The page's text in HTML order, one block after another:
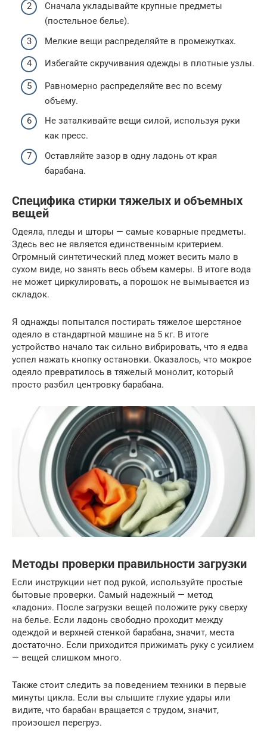
Сначала укладывайте крупные предметы
(постельное белье).
Мелкие вещи распределяйте в промежутках.
Избегайте скручивания одежды в плотные узлы.
Равномерно распределяйте вес по всему
объему.
Не заталкивайте вещи силой, используя руки
как пресс.
Оставляйте зазор в одну ладонь от края
барабана.
Специфика стирки тяжелых и объемных
вещей
Одеяла, пледы и шторы — самые коварные предметы.
Здесь вес не является единственным критерием.
Огромный синтетический плед может весить мало в
сухом виде, но занять весь объем камеры. В итоге вода
не может циркулировать, а порошок не вымывается из
складок.
Я однажды попытался постирать тяжелое шерстяное
одеяло в стандартной машине на 5 кг. В итоге
устройство начало так сильно вибрировать, что я едва
успел нажать кнопку остановки. Оказалось, что мокрое
одеяло превратилось в тяжелый монолит, который
просто разбил центровку барабана.
Методы проверки правильности загрузки
Если инструкции нет под рукой, используйте простые
бытовые проверки. Самый надежный — метод
«ладони». После загрузки вещей положите руку сверху
на белье. Если ладонь свободно проходит между
одеждой и верхней стенкой барабана, значит, места
достаточно. Если приходится прижимать руку с усилием
— вещей слишком много.
Также стоит следить за поведением техники в первые
минуты цикла. Если вы слышите глухие удары или
видите, что барабан вращается с трудом, значит,
произошел перегруз.